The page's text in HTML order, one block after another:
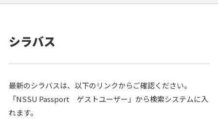
シラバス
最新のシラバスは、以下のリンクからご確認ください。
「NSSU Passport ゲストユーザー」から検索システムに入
れます。